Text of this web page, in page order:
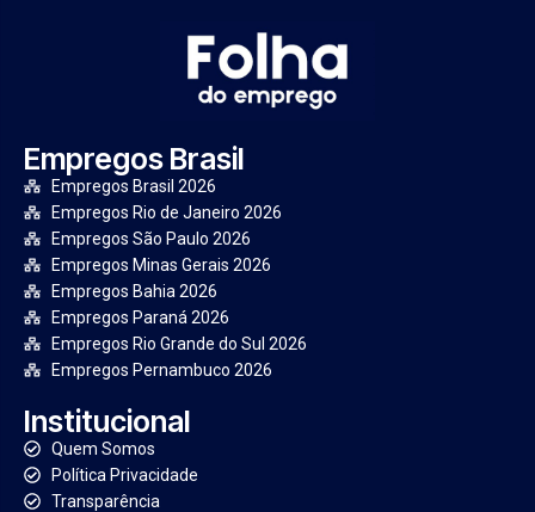
Empregos Brasil
Empregos Brasil 2026
Empregos Rio de Janeiro 2026
Empregos São Paulo 2026
Empregos Minas Gerais 2026
Empregos Bahia 2026
Empregos Paraná 2026
Empregos Rio Grande do Sul 2026
Empregos Pernambuco 2026
Institucional
Quem Somos
Política Privacidade
Transparência